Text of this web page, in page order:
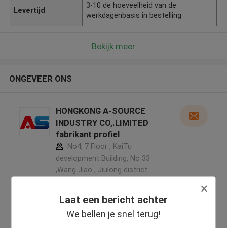
Laat een bericht achter
We bellen je snel terug!
Levertijd
3-10 de hoeveelheid van de
werkdagenbasis in bestelling
Bekijk meer
ONGEVEER ONS
HONGKONG A-SOURCE
INDUSTRY CO,.LIMITED
fabrikant profiel
No4, 7 Floor , KaiTu
development Building, No 33
,Wang Jiao , Jiulong district
Geverifieerde Leverancier